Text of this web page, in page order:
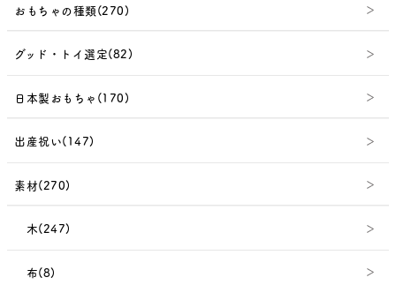
おもちゃの種類(270)
グッド・トイ選定(82)
日本製おもちゃ(170)
出産祝い(147)
素材(270)
木(247)
布(8)